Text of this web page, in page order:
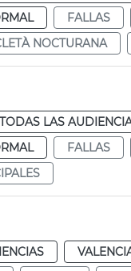
FALLAS
NOCTURANA
TODAS LAS
FALLAS